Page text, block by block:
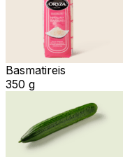
Basmatireis
350 g